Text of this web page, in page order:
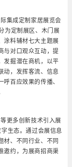
集成定制家居展览会
为定制展区、木门展
涂料辅材七大主题展
与对口观众互动，提
发掘潜在商机，以平
动，发挥客流、信息
百应效果的传播、
更多创新技术引入展
生态。通过会展信息
材、不同行业、不同
邀约，为展商招商渠